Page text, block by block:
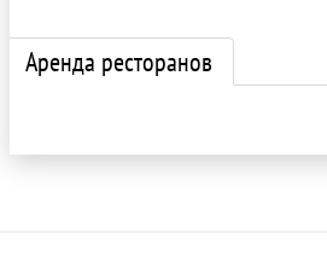
Аренда ресторанов